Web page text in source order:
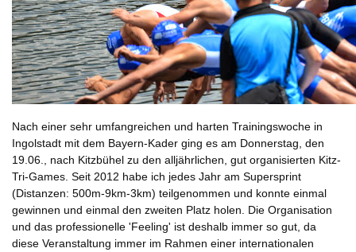
Nach einer sehr umfangreichen und harten Trainingswoche in
Ingolstadt mit dem Bayern-Kader ging es am Donnerstag, den
19.06., nach Kitzbühel zu den alljährlichen, gut organisierten Kitz-
Tri-Games. Seit 2012 habe ich jedes Jahr am Supersprint
(Distanzen: 500m-9km-3km) teilgenommen und konnte einmal
gewinnen und einmal den zweiten Platz holen. Die Organisation
und das professionelle 'Feeling' ist deshalb immer so gut, da
diese Veranstaltung immer im Rahmen einer internationalen